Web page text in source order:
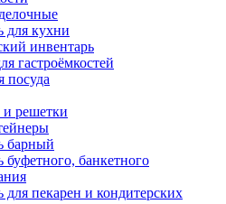
для кухни
инвентарь
гастроёмкостей
посуда
решетки
барный
буфетного, банкетного
для пекарен и кондитерских